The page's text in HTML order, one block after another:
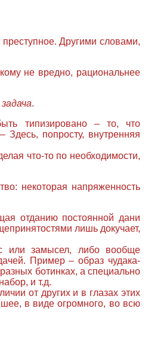
Другими словами,
не вредно, рациональнее
задача.
типизировано – то, что
попросту, внутренняя
что-то по необходимости,
некоторая напряженность
отданию постоянной дани
лишь докучает,
или замысел, либо вообще
Пример – образ чудака-
ботинках, а специально
и т.д.
от других и в глазах этих
в виде огромного, во всю